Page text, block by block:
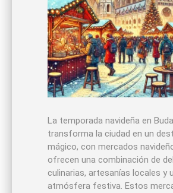
La temporada navideña en
transforma la ciudad en un
mágico, con mercados
ofrecen una combinación de
culinarias, artesanías locales y
atmósfera festiva. Estos